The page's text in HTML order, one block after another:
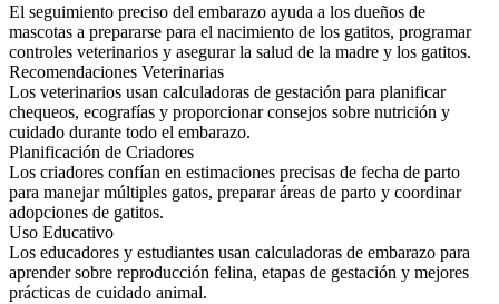
El seguimiento preciso del embarazo ayuda a los dueños de
mascotas a prepararse para el nacimiento de los gatitos, programar
controles veterinarios y asegurar la salud de la madre y los gatitos.
Recomendaciones Veterinarias
Los veterinarios usan calculadoras de gestación para planificar
chequeos, ecografías y proporcionar consejos sobre nutrición y
cuidado durante todo el embarazo.
Planificación de Criadores
Los criadores confían en estimaciones precisas de fecha de parto
para manejar múltiples gatos, preparar áreas de parto y coordinar
adopciones de gatitos.
Uso Educativo
Los educadores y estudiantes usan calculadoras de embarazo para
aprender sobre reproducción felina, etapas de gestación y mejores
prácticas de cuidado animal.